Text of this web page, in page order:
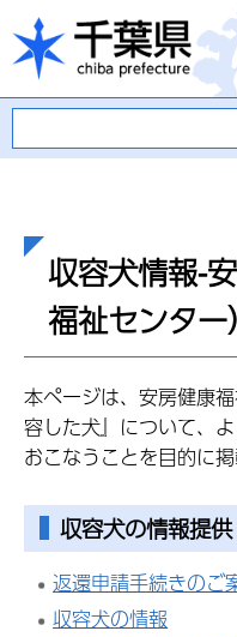
千葉
収容犬情報-
福祉センター）
本ページは、安房健康
容した犬』について、
おこなうことを目的に
収容犬の情報提供
返還申請手続きのご
収容犬の情報